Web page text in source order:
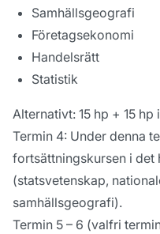
Samhällsgeografi
Företagsekonomi
Handelsrätt
Statistik
Alternativt: 15 hp + 15
Termin 4: Under denna
fortsättningskursen i det
(statsvetenskap,
samhällsgeografi).
Termin 5 – 6 (valfri